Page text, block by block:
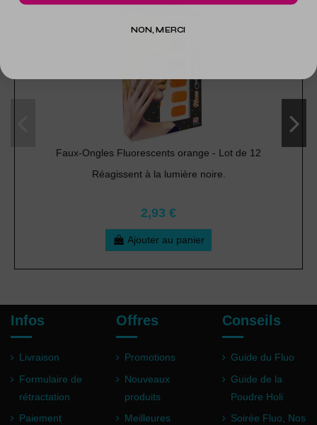
Faux-Ongles Fluorescents orange - Lot de 12
Réagissent à la lumière noire.
2,93 €
Ajouter au panier
Infos
Livraison
Formulaire de
rétractation
Paiement
Offres
Promotions
Nouveaux
produits
Meilleures
Conseils
Guide du Fluo
Guide de la
Poudre Holi
Soirée Fluo, Nos
NON, MERCI